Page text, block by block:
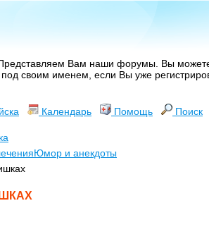
Вам наши форумы. Вы
своим именем, если Вы уже
Календарь Помощь Поиск
Юмор и анекдоты